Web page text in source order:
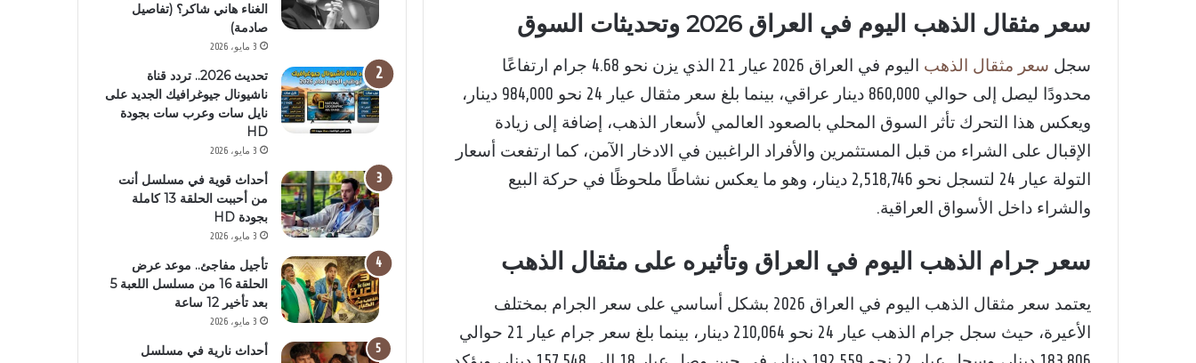
سعر مثقال الذهب اليوم في العراق 2026 وتحديثات السوق
سجل سعر مثقال الذهب
اليوم في العراق 2026 عيار 21 الذي يزن نحو 4.68 جرام ارتفاعًا
محدودًا ليصل إلى حوالي 860,000 دينار عراقي، بينما بلغ سعر مثقال عيار 24 نحو 984,000 دينار،
ويعكس هذا التحرك تأثر السوق المحلي بالصعود العالمي لأسعار الذهب، إضافة إلى زيادة
الإقبال على الشراء من قبل المستثمرين والأفراد الراغبين في الادخار الآمن، كما ارتفعت أسعار
التولة عيار 24 لتسجل نحو 2,518,746 دينار، وهو ما يعكس نشاطًا ملحوظًا في حركة البيع
والشراء داخل الأسواق العراقية.
سعر جرام الذهب اليوم في العراق وتأثيره على مثقال الذهب
يعتمد سعر مثقال الذهب اليوم في العراق 2026 بشكل أساسي على سعر الجرام بمختلف
الأعيرة، حيث سجل جرام الذهب عيار 24 نحو 210,064 دينار، بينما بلغ سعر جرام عيار 21 حوالي
الغناء هاني شاكر؟ (تفاصيل
صادمة)
3 مايو، 2026
تحديث 2026.. تردد قناة
ناشيونال جيوغرافيك الجديد على
نايل سات وعرب سات بجودة
HD
3 مايو، 2026
أحداث قوية في مسلسل أنت
من أحببت الحلقة 13 كاملة
بجودة HD
3 مايو، 2026
تأجيل مفاجئ.. موعد عرض
الحلقة 16 من مسلسل اللعبة 5
بعد تأخير 12 ساعة
3 مايو، 2026
أحداث نارية في مسلسل